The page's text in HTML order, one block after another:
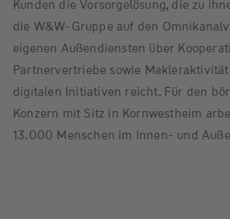
Kunden die Vorsorgelösung, die zu
die W&W-Gruppe auf den
eigenen Außendiensten über
Partnervertriebe sowie
digitalen Initiativen reicht. Für den
Konzern mit Sitz in Kornwestheim
13.000 Menschen im Innen- und